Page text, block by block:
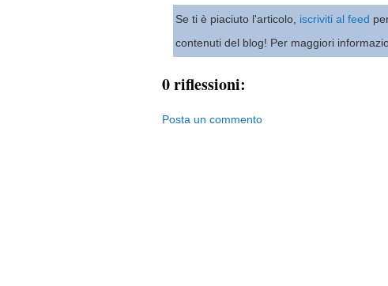
Se ti è piaciuto l'articolo, iscriviti al feed
contenuti del blog! Per maggiori
0 riflessioni:
Posta un commento